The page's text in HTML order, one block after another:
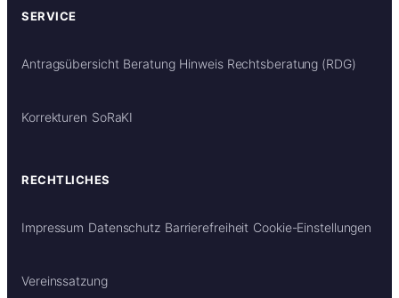
SERVICE
Antragsübersicht Beratung Hinweis Rechtsberatung (RDG)
Korrekturen SoRaKI
RECHTLICHES
Impressum Datenschutz Barrierefreiheit Cookie-Einstellungen
Vereinssatzung